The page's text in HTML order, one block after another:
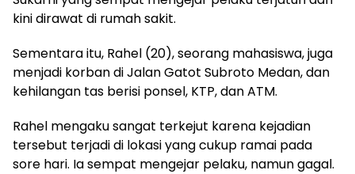
kini dirawat di rumah sakit.
Sementara itu, Rahel (20), seorang mahasiswa, juga
menjadi korban di Jalan Gatot Subroto Medan, dan
kehilangan tas berisi ponsel, KTP, dan ATM.
Rahel mengaku sangat terkejut karena kejadian
tersebut terjadi di lokasi yang cukup ramai pada
sore hari. Ia sempat mengejar pelaku, namun gagal.